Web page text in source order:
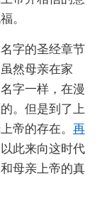
。
字的圣经章节
然母亲在家
字一样，在漫
。但是到了上
帝的存在。 再
此来向这时代
母亲上帝的真